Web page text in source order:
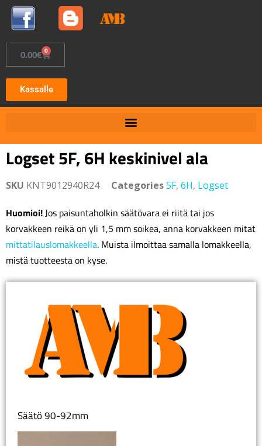
0.00€ 0
Kassalle
Logset 5F, 6H keskinivel ala
SKU KNT9012940R24 Categories5F, 6H, Logset
Huomioi!Jos paisuntaholkin säätövara ei riitä tai jos
korvakkeen reikä on yli 1,5 mm soikea, anna korvakkeen mitat
mittatilauslomakkeella. Muista ilmoittaa samalla lomakkeella,
mistä tuotteesta on kyse.
Säätö 90-92mm